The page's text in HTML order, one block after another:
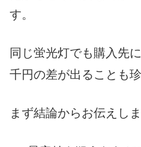
す。
同じ蛍光灯でも購入先
千円の差が出ることも
まず結論からお伝えしま